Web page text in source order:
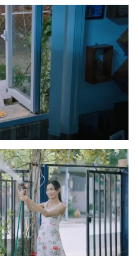
Podcast
Infographic
Shorts video
VTV Thể thao
Tấm lòng Việt
Vươn mình bằng AI
VTV8